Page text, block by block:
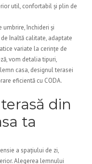
util, confortabil și plin de
închideri și
înaltă calitate, adaptate
variate la cerințe de
vom detalia tipuri,
casa, designul terasei
eficientă cu CODA.
din
ta
a spațiului de zi,
Alegerea lemnului